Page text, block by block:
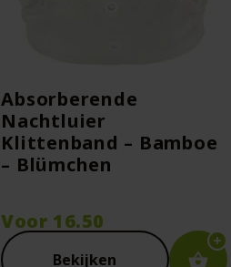
Absorberende
Nachtluier
Klittenband – Bamboe
– Blümchen
Voor 16.50
Bekijken